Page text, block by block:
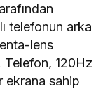
telefonun arka
lens
Telefon, 120Hz
ekrana sahip